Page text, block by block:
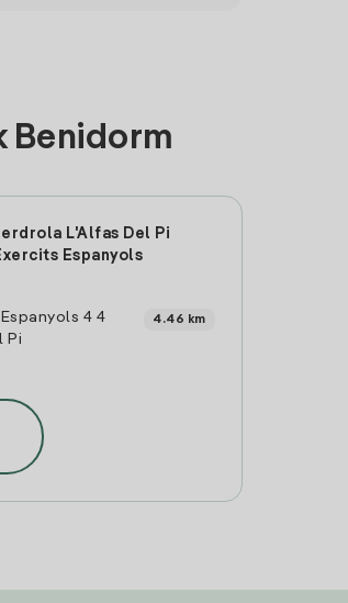
Benidorm
L'Alfas Del Pi
Espanyols
4 4
Pi
4.46 km